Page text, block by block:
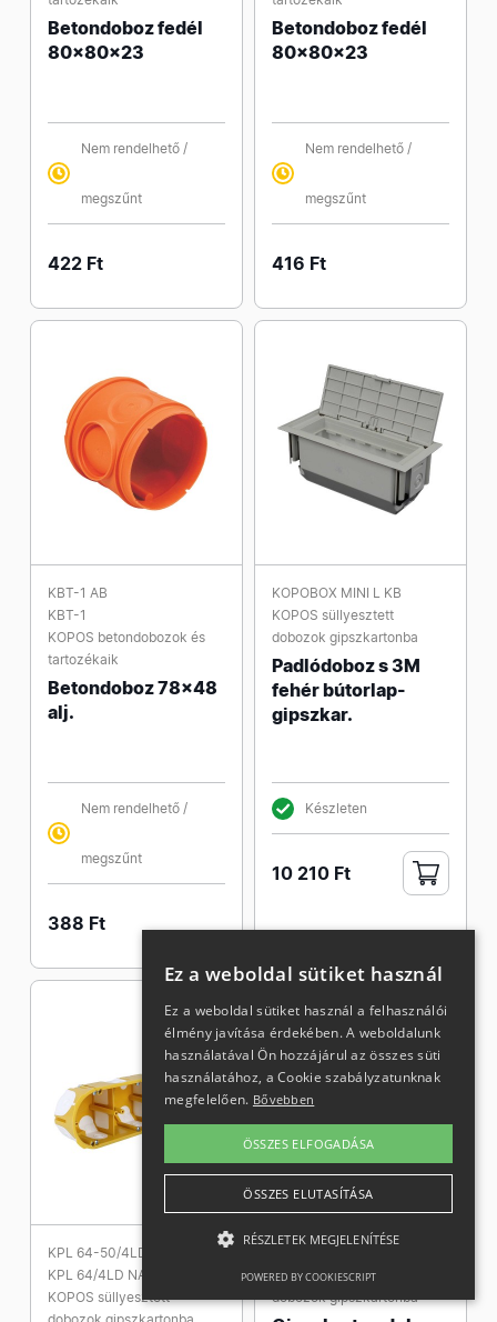
Betondoboz fedél
80x80x23
Nem rendelhető /
megszűnt
422 Ft
Betondoboz fedél
80x80x23
Nem rendelhető /
megszűnt
416 Ft
KBT-1 AB
KBT-1
KOPOS betondobozok és
tartozékaik
Betondoboz 78x48
alj.
Nem rendelhető /
megszűnt
388 Ft
KOPOBOX MINI L KB
KOPOS süllyesztett
dobozok gipszkartonba
Padlódoboz s 3M
fehér bútorlap-
gipszkar.
Készleten
10 210 Ft
KPL 64-50/4LD NA
KPL 64/4LD NA
KOPOS süllyesztett
KOPOS süllyesztett
dobozok gipszkartonba
Ez a weboldal sütiket használ
Ez a weboldal sütiket használ a felhasználói
élmény javítása érdekében. A weboldalunk
használatával Ön hozzájárul az összes süti
használatához, a Cookie szabályzatunknak
megfelelően. Bővebben
ÖSSZES ELFOGADÁSA
ÖSSZES ELUTASÍTÁSA
RÉSZLETEK MEGJELENÍTÉSE
POWERED BY COOKIESCRIPT